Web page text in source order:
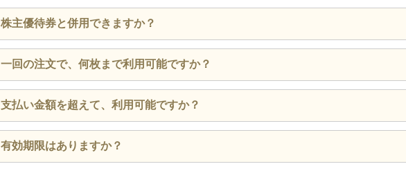
閉じる
閉じる
銀のさら・釜寅・すし上等の全店でご利用いただけます。
株主優待券と併用できますか？
併用できます。
一回の注文で、何枚まで利用可能ですか？
複数枚ご利用いただけます。
支払い金額を超えて、利用可能ですか？
ご利用いただけますが、釣銭はお出しできません。
有効期限はありますか？